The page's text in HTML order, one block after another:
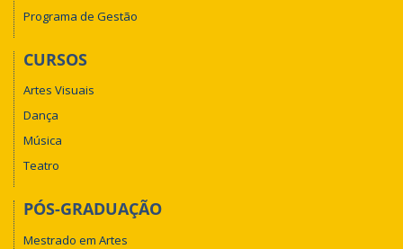
Programa de Gestão
CURSOS
Artes Visuais
Dança
Música
Teatro
PÓS-GRADUAÇÃO
Mestrado em Artes